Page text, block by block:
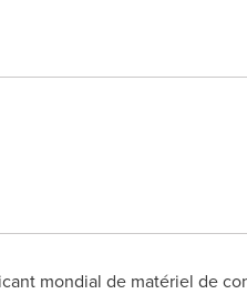
mondial de matériel de